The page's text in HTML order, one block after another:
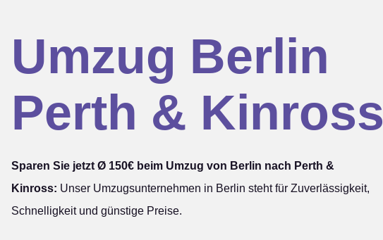
Umzug Berlin
Perth & Kinross
Sparen Sie jetzt Ø 150€ beim Umzug von Berlin nach Perth &
Kinross: Unser Umzugsunternehmen in Berlin steht für Zuverlässigkeit,
Schnelligkeit und günstige Preise.